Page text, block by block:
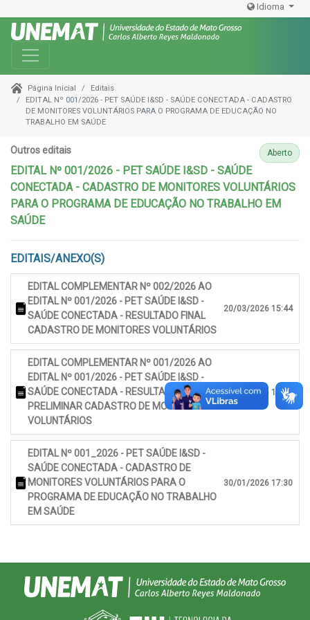
Idioma
Toggle navigation
Página Inicial
Editais
EDITAL Nº 001/2026 - PET SAÚDE I&SD - SAÚDE CONECTADA - CADASTRO
DE MONITORES VOLUNTÁRIOS PARA O PROGRAMA DE EDUCAÇÃO NO
TRABALHO EM SAÚDE
Outros editais Aberto
EDITAL Nº 001/2026 - PET SAÚDE I&SD - SAÚDE
CONECTADA - CADASTRO DE MONITORES VOLUNTÁRIOS
PARA O PROGRAMA DE EDUCAÇÃO NO TRABALHO EM
SAÚDE
EDITAIS/ANEXO(S)
EDITAL COMPLEMENTAR Nº 002/2026 AO
EDITAL Nº 001/2026 - PET SAÚDE I&SD -
SAÚDE CONECTADA - RESULTADO FINAL
CADASTRO DE MONITORES VOLUNTÁRIOS
20/03/2026 15:44
EDITAL COMPLEMENTAR Nº 001/2026 AO
EDITAL Nº 001/2026 - PET SAÚDE I&SD -
SAÚDE CONECTADA - RESULTADO
PRELIMINAR CADASTRO DE MONITORES
VOLUNTÁRIOS
18/03/2026 18:06
EDITAL Nº 001_2026 - PET SAÚDE I&SD -
SAÚDE CONECTADA - CADASTRO DE
MONITORES VOLUNTÁRIOS PARA O
PROGRAMA DE EDUCAÇÃO NO TRABALHO
EM SAÚDE
30/01/2026 17:30